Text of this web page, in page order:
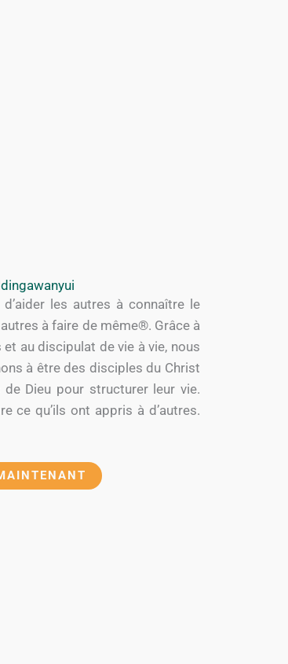
les autres à connaître le
à faire de même®. Grâce à
au discipulat de vie à vie, nous
à être des disciples du Christ
Dieu pour structurer leur vie.
ce qu’ils ont appris à d’autres.